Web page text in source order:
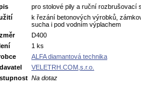
pro stolové pily a ruční rozbrušovací
k řezání betonových výrobků,
sucha i pod vodním výplachem
D400
1 ks
ALFA diamantová technika
VELETRH.COM,s.r.o.
Na dotaz